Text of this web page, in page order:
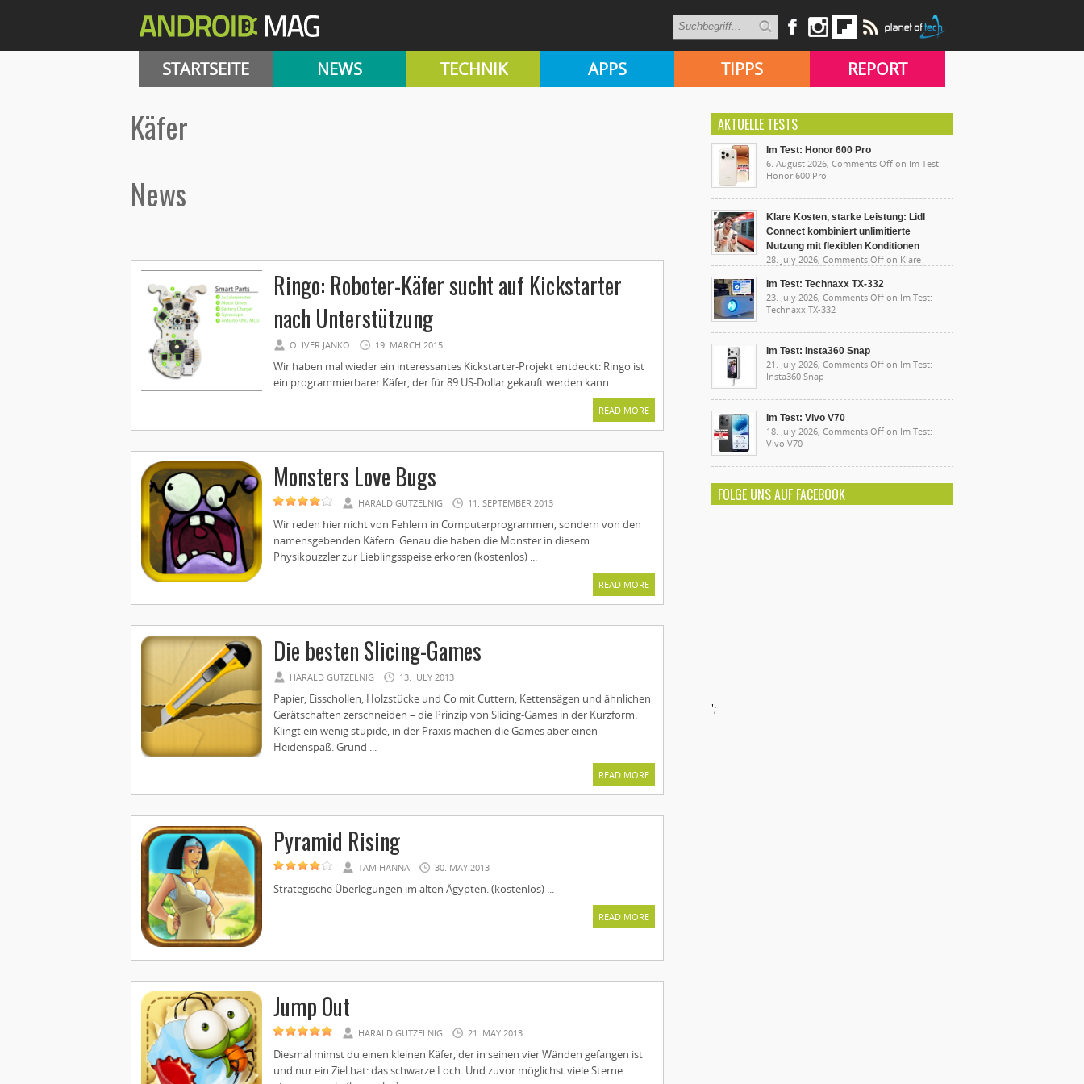
STARTSEITE NEWS TECHNIK APPS TIPPS REPORT
Käfer
News
Ringo: Roboter-Käfer sucht auf Kickstarter
nach Unterstützung
OLIVER JANKO 19. MARCH 2015
Wir haben mal wieder ein interessantes Kickstarter-Projekt entdeckt: Ringo ist
ein programmierbarer Käfer, der für 89 US-Dollar gekauft werden kann ...
READ MORE
Monsters Love Bugs
HARALD GUTZELNIG 11. SEPTEMBER 2013
Wir reden hier nicht von Fehlern in Computerprogrammen, sondern von den
namensgebenden Käfern. Genau die haben die Monster in diesem
Physikpuzzler zur Lieblingsspeise erkoren (kostenlos) ...
READ MORE
Die besten Slicing-Games
HARALD GUTZELNIG 13. JULY 2013
Papier, Eisschollen, Holzstücke und Co mit Cuttern, Kettensägen und ähnlichen
Gerätschaften zerschneiden – die Prinzip von Slicing-Games in der Kurzform.
Klingt ein wenig stupide, in der Praxis machen die Games aber einen
Heidenspaß. Grund ...
READ MORE
Pyramid Rising
TAM HANNA 30. MAY 2013
Strategische Überlegungen im alten Ägypten. (kostenlos) ...
READ MORE
Jump Out
HARALD GUTZELNIG 21. MAY 2013
Diesmal mimst du einen kleinen Käfer, der in seinen vier Wänden gefangen ist
und nur ein Ziel hat: das schwarze Loch. Und zuvor möglichst viele Sterne
AKTUELLE TESTS
Im Test: Honor 600 Pro
6. August 2026, Comments Off on Im Test:
Honor 600 Pro
Klare Kosten, starke Leistung: Lidl
Connect kombiniert unlimitierte
Nutzung mit flexiblen Konditionen
28. July 2026, Comments Off on Klare
unlimitierte Nutzung mit flexiblen Konditionen
Im Test: Technaxx TX-332
23. July 2026, Comments Off on Im Test:
Technaxx TX-332
Im Test: Insta360 Snap
21. July 2026, Comments Off on Im Test:
Insta360 Snap
Im Test: Vivo V70
18. July 2026, Comments Off on Im Test:
Vivo V70
FOLGE UNS AUF FACEBOOK
';